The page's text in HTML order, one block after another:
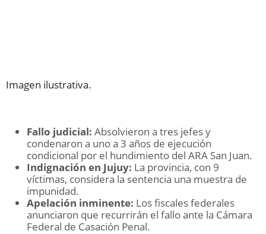
Imagen ilustrativa.
Fallo judicial: Absolvieron a tres jefes y
condenaron a uno a 3 años de ejecución
condicional por el hundimiento del ARA San Juan.
Indignación en Jujuy: La provincia, con 9
víctimas, considera la sentencia una muestra de
impunidad.
Apelación inminente: Los fiscales federales
anunciaron que recurrirán el fallo ante la Cámara
Federal de Casación Penal.